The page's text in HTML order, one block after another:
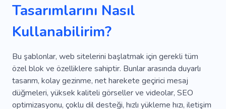
Tasarımlarını Nasıl
Kullanabilirim?
Bu şablonlar, web sitelerini başlatmak için gerekli tüm
özel blok ve özelliklere sahiptir. Bunlar arasında duyarlı
tasarım, kolay gezinme, net harekete geçirici mesaj
düğmeleri, yüksek kaliteli görseller ve videolar, SEO
optimizasyonu, çoklu dil desteği, hızlı yükleme hızı, iletişim